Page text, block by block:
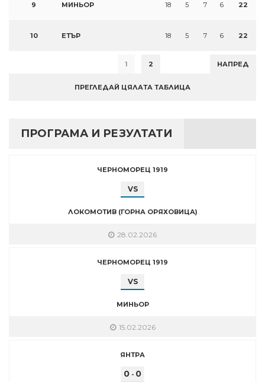
9 МИНЬОР 18 5 7 6 22
10 ЕТЪР 18 5 7 6 22
1 2 НАПРЕД
ПРЕГЛЕДАЙ ЦЯЛАТА ТАБЛИЦА
ПРОГРАМА И РЕЗУЛТАТИ
ЧЕРНОМОРЕЦ 1919
VS
ЛОКОМОТИВ (ГОРНА ОРЯХОВИЦА)
28.02.2026
ЧЕРНОМОРЕЦ 1919
VS
МИНЬОР
15.02.2026
ЯНТРА
0 - 0